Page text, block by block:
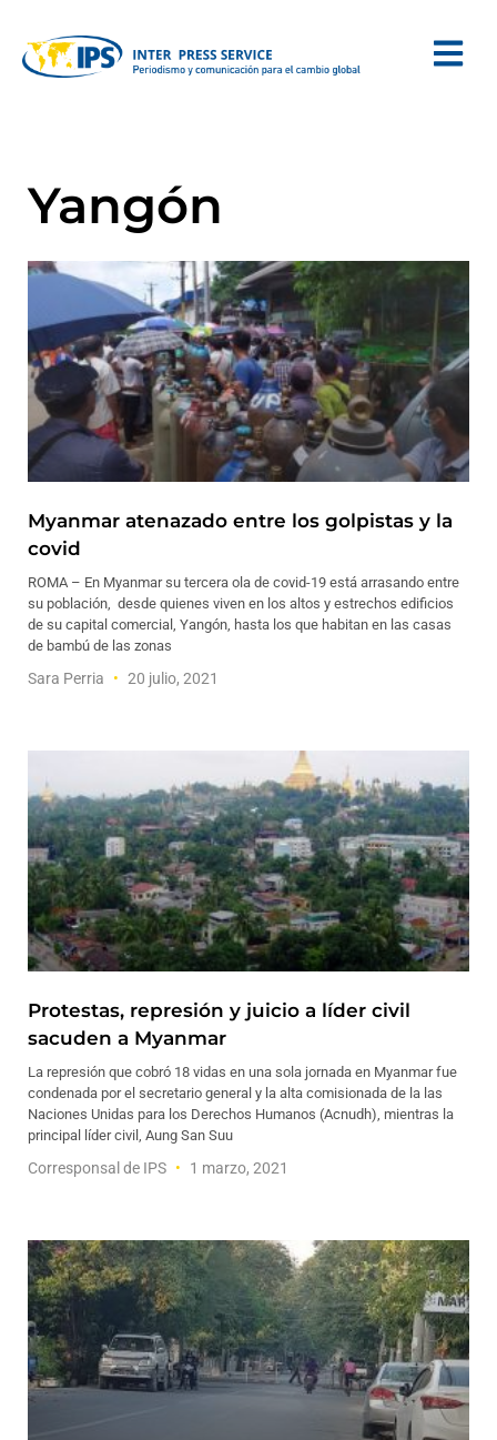
Yangón
Myanmar atenazado entre los golpistas y la
covid
ROMA – En Myanmar su tercera ola de covid-19 está arrasando entre
su población, desde quienes viven en los altos y estrechos edificios
de su capital comercial, Yangón, hasta los que habitan en las casas
de bambú de las zonas
Sara Perria 20 julio, 2021
Protestas, represión y juicio a líder civil
sacuden a Myanmar
La represión que cobró 18 vidas en una sola jornada en Myanmar fue
condenada por el secretario general y la alta comisionada de la las
Naciones Unidas para los Derechos Humanos (Acnudh), mientras la
principal líder civil, Aung San Suu
Corresponsal de IPS 1 marzo, 2021